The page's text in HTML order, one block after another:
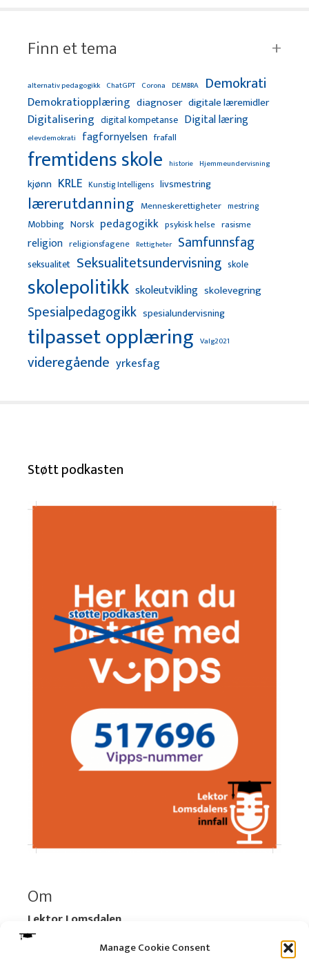
Manage Cookie Consent
Finn et tema
alternativ pedagogikk ChatGPT Corona DEMBRA Demokrati
Demokratiopplæring diagnoser digitale læremidler
Digitalisering digital kompetanse Digital læring
elevdemokrati fagfornyelsen frafall
fremtidens skole historie Hjemmeundervisning
kjønn KRLE Kunstig Intelligens livsmestring
lærerutdanning Menneskerettigheter mestring
Mobbing Norsk pedagogikk psykisk helse rasisme
religion religionsfagene Rettigheter Samfunnsfag
seksualitet Seksualitetsundervisning skole
skolepolitikk skoleutvikling skolevegring
Spesialpedagogikk spesialundervisning
tilpasset opplæring Valg2021
videregående yrkesfag
Støtt podkasten
Om
Lektor Lomsdalen
Organisasjonsnummer:
920 712 312 MVA